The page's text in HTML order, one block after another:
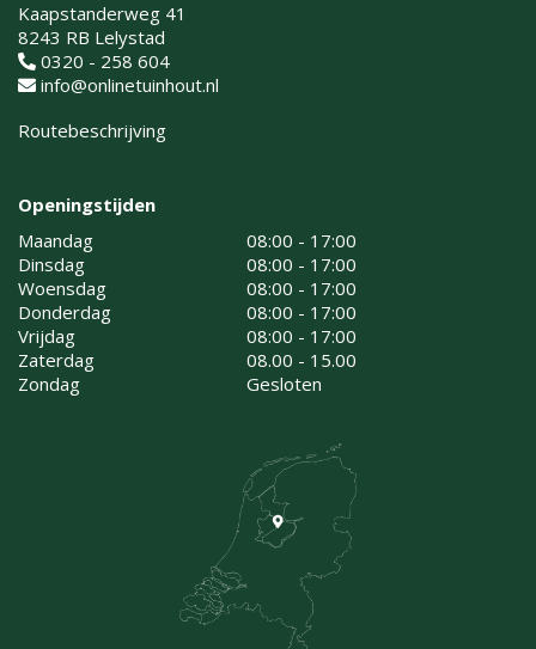
Kaapstanderweg 41
8243 RB Lelystad
0320 - 258 604
info@onlinetuinhout.nl
Routebeschrijving
Openingstijden
Maandag
08:00 - 17:00
Dinsdag
08:00 - 17:00
Woensdag
08:00 - 17:00
Donderdag
08:00 - 17:00
Vrijdag
08:00 - 17:00
Zaterdag
08.00 - 15.00
Zondag
Gesloten